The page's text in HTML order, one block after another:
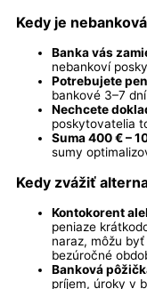
Kedy je
Banka vás
nebankoví
Potrebujete
bankové 3–7 dní
Nechcete
poskytovatelia
Suma 400 € –
sumy
Kedy zvážiť
Kontokorent
peniaze
naraz, môžu
bezúročné
Banková
príjem, úroky v